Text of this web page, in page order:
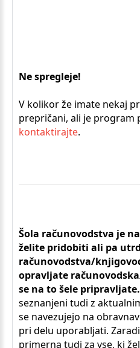
Ne spregleje!
V kolikor že imate nekaj
prepričani, ali je program
kontaktirajte.
Šola računovodstva je
želite pridobiti ali pa
računovodstva/
opravljate
se na to šele pripravljate.
seznanjeni tudi z
se navezujejo na
pri delu uporabljati.
primerna tudi za vse, ki